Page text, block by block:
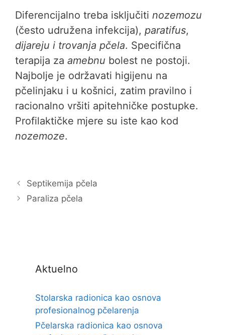
Diferencijalno treba isključiti nozemozu
(često udružena infekcija), paratifus,
dijareju i trovanja pčela. Specifična
terapija za amebnu bolest ne postoji.
Najbolje je održavati higijenu na
pčelinjaku i u košnici, zatim pravilno i
racionalno vršiti apitehničke postupke.
Profilaktičke mjere su iste kao kod
nozemoze.
Septikemija pčela
Paraliza pčela
Aktuelno
Stolarska radionica kao osnova
profesionalnog pčelarenja
Pčelarska radionica kao osnova